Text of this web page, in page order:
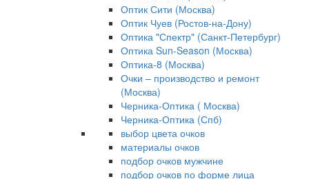
Оптик Сити (Москва)
Оптик Чуев (Ростов-на-Дону)
Оптика "Спектр" (Санкт-Петербург)
Оптика Sun-Season (Москва)
Оптика-8 (Москва)
Очки – производство и ремонт
(Москва)
Черника-Оптика ( Москва)
Черника-Оптика (Спб)
выбор цвета очков
материалы очков
подбор очков мужчине
подбор очков по форме лица